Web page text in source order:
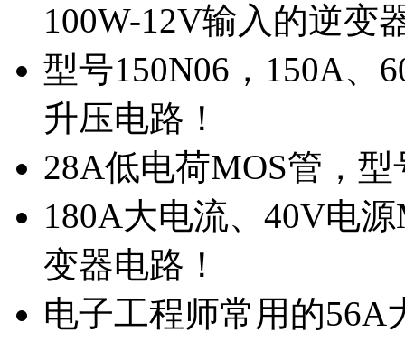
100W-12V输入的逆变
型号150N06，150A、
升压电路！
28A低电荷MOS管，
180A大电流、40V电
变器电路！
电子工程师常用的56A